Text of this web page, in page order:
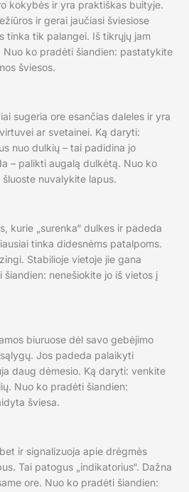
kokybės ir yra praktiškas buityje.
ir gerai jaučiasi šviesiose
tinka tik palangei. Iš tikrųjų jam
Nuo ko pradėti šiandien: pastatykite
šviesos.
sugeria ore esančias daleles ir yra
ar svetainei. Ką daryti:
nuo dulkių – tai padidina jo
– palikti augalą dulkėtą. Nuo ko
nuvalykite lapus.
kurie „surenka“ dulkes ir padeda
tinka didesnėms patalpoms.
Stabilioje vietoje jie gana
nenešiokite jo iš vietos į
biuruose dėl savo gebėjimo
Jos padeda palaikyti
daug dėmesio. Ką daryti: venkite
Nuo ko pradėti šiandien:
šviesa.
ir signalizuoja apie drėgmės
Tai patogus „indikatorius“. Dažna
ore. Nuo ko pradėti šiandien: